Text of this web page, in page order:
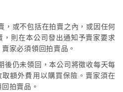
，或不包括在拍賣之內，或因任何
則在本公司發出通知予賣家要求
家必須領回拍賣品。
後仍未領回，本公司將徵收每天每
額外費用以購買保險。賣家須在
拍賣品。